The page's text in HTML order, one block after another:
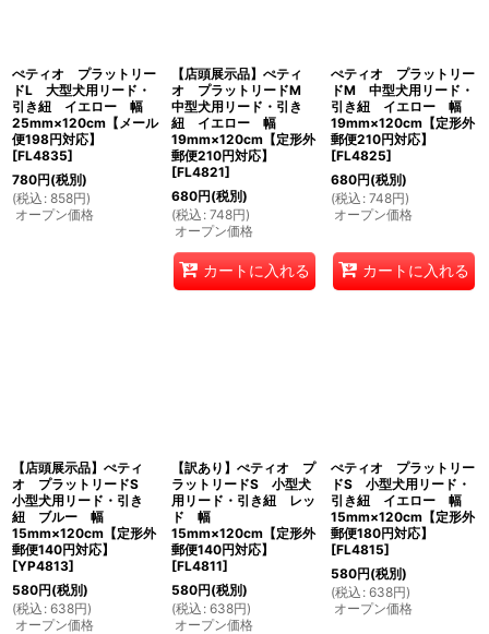
ぺティオ プラットリー
ドL 大型犬用リード・
引き紐 イエロー 幅
25mm×120cm【メール
便198円対応】
[FL4835]
780円(税別)
(税込 : 858円)
オープン価格
【店頭展示品】ぺティ
オ プラットリードM
中型犬用リード・引き
紐 イエロー 幅
19mm×120cm【定形外
郵便210円対応】
[FL4821]
680円(税別)
(税込 : 748円)
オープン価格
カートに入れる
ぺティオ プラットリー
ドM 中型犬用リード・
引き紐 イエロー 幅
19mm×120cm【定形外
郵便210円対応】
[FL4825]
680円(税別)
(税込 : 748円)
オープン価格
カートに入れる
【店頭展示品】ぺティ
オ プラットリードS
小型犬用リード・引き
紐 ブルー 幅
15mm×120cm【定形外
郵便140円対応】
[YP4813]
580円(税別)
(税込 : 638円)
オープン価格
【訳あり】ぺティオ プ
ラットリードS 小型犬
用リード・引き紐 レッ
ド 幅
15mm×120cm【定形外
郵便140円対応】
[FL4811]
580円(税別)
(税込 : 638円)
オープン価格
ぺティオ プラットリー
ドS 小型犬用リード・
引き紐 イエロー 幅
15mm×120cm【定形外
郵便180円対応】
[FL4815]
580円(税別)
(税込 : 638円)
オープン価格